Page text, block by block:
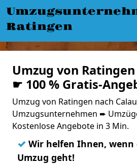
Ratingen
Umzug von
☛ 100 % Gratis-
Umzug von Ratingen nach
Umzugsunternehmen ➨
Kostenlose Angebote in 3 Min.
✓ Wir helfen Ihnen, wenn
Umzug geht!